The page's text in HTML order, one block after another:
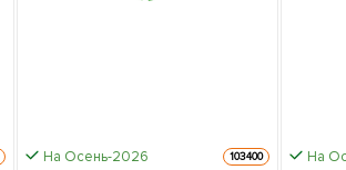
На Осень-2026 103400 На